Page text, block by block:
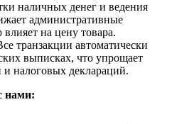
наличных денег и ведения
административные
на цену товара.
транзакции автоматически
выписках, что упрощает
и налоговых деклараций.
нами: